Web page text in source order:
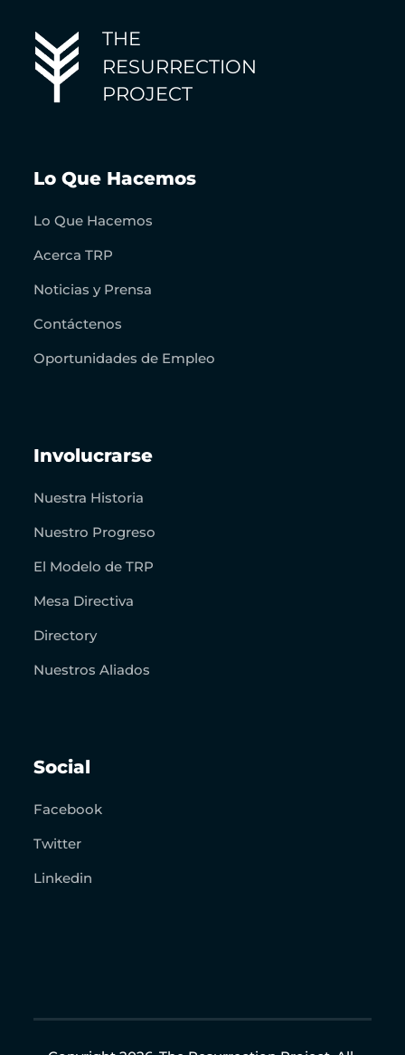
THE
RESURRECTION
PROJECT
Lo Que Hacemos
Lo Que Hacemos
Acerca TRP
Noticias y Prensa
Contáctenos
Oportunidades de Empleo
Involucrarse
Nuestra Historia
Nuestro Progreso
El Modelo de TRP
Mesa Directiva
Directory
Nuestros Aliados
Social
Facebook
Twitter
Linkedin